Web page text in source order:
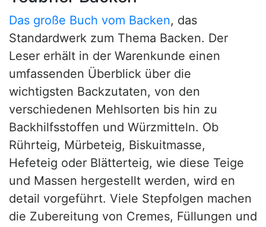
Das große Buch vom Backen, das
Standardwerk zum Thema Backen. Der
Leser erhält in der Warenkunde einen
umfassenden Überblick über die
wichtigsten Backzutaten, von den
verschiedenen Mehlsorten bis hin zu
Backhilfsstoffen und Würzmitteln. Ob
Rührteig, Mürbeteig, Biskuitmasse,
Hefeteig oder Blätterteig, wie diese Teige
und Massen hergestellt werden, wird en
detail vorgeführt. Viele Stepfolgen machen
die Zubereitung von Cremes, Füllungen und